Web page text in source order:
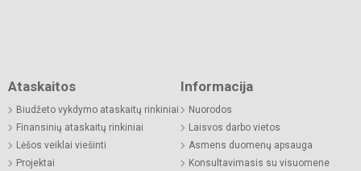
Ataskaitos
Biudžeto vykdymo ataskaitų rinkiniai
Finansinių ataskaitų rinkiniai
Lėšos veiklai viešinti
Projektai
Informacija
Nuorodos
Laisvos darbo vietos
Asmens duomenų apsauga
Konsultavimasis su visuomene